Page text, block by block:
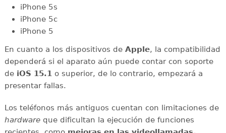
iPhone 5s
iPhone 5c
iPhone 5
En cuanto a los dispositivos de Apple, la compatibilidad
dependerá si el aparato aún puede contar con soporte
deiOS 15.1o superior, de lo contrario, empezará a
presentar fallas.
Los teléfonos más antiguos cuentan con limitaciones de
hardwareque dificultan la ejecución de funciones